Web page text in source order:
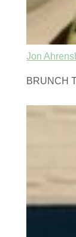
Jon
BRUNCH